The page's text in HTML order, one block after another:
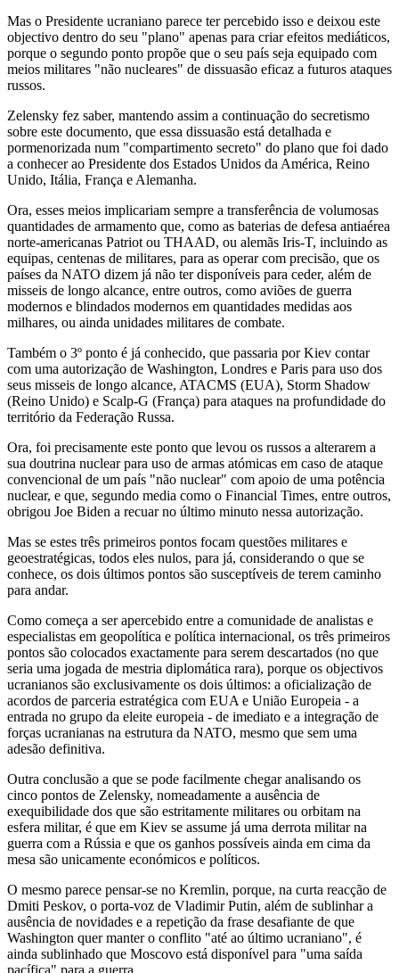
Mas o Presidente ucraniano parece ter percebido isso e deixou este
objectivo dentro do seu "plano" apenas para criar efeitos mediáticos,
porque o segundo ponto propõe que o seu país seja equipado com
meios militares "não nucleares" de dissuasão eficaz a futuros ataques
russos.
Zelensky fez saber, mantendo assim a continuação do secretismo
sobre este documento, que essa dissuasão está detalhada e
pormenorizada num "compartimento secreto" do plano que foi dado
a conhecer ao Presidente dos Estados Unidos da América, Reino
Unido, Itália, França e Alemanha.
Ora, esses meios implicariam sempre a transferência de volumosas
quantidades de armamento que, como as baterias de defesa antiaérea
norte-americanas Patriot ou THAAD, ou alemãs Iris-T, incluindo as
equipas, centenas de militares, para as operar com precisão, que os
países da NATO dizem já não ter disponíveis para ceder, além de
misseis de longo alcance, entre outros, como aviões de guerra
modernos e blindados modernos em quantidades medidas aos
milhares, ou ainda unidades militares de combate.
Também o 3º ponto é já conhecido, que passaria por Kiev contar
com uma autorização de Washington, Londres e Paris para uso dos
seus misseis de longo alcance, ATACMS (EUA), Storm Shadow
(Reino Unido) e Scalp-G (França) para ataques na profundidade do
território da Federação Russa.
Ora, foi precisamente este ponto que levou os russos a alterarem a
sua doutrina nuclear para uso de armas atómicas em caso de ataque
convencional de um país "não nuclear" com apoio de uma potência
nuclear, e que, segundo media como o Financial Times, entre outros,
obrigou Joe Biden a recuar no último minuto nessa autorização.
Mas se estes três primeiros pontos focam questões militares e
geoestratégicas, todos eles nulos, para já, considerando o que se
conhece, os dois últimos pontos são susceptíveis de terem caminho
para andar.
Como começa a ser apercebido entre a comunidade de analistas e
especialistas em geopolítica e política internacional, os três primeiros
pontos são colocados exactamente para serem descartados (no que
seria uma jogada de mestria diplomática rara), porque os objectivos
ucranianos são exclusivamente os dois últimos: a oficialização de
acordos de parceria estratégica com EUA e União Europeia - a
entrada no grupo da eleite europeia - de imediato e a integração de
forças ucranianas na estrutura da NATO, mesmo que sem uma
adesão definitiva.
Outra conclusão a que se pode facilmente chegar analisando os
cinco pontos de Zelensky, nomeadamente a ausência de
exequibilidade dos que são estritamente militares ou orbitam na
esfera militar, é que em Kiev se assume já uma derrota militar na
guerra com a Rússia e que os ganhos possíveis ainda em cima da
mesa são unicamente económicos e políticos.
O mesmo parece pensar-se no Kremlin, porque, na curta reacção de
Dmiti Peskov, o porta-voz de Vladimir Putin, além de sublinhar a
ausência de novidades e a repetição da frase desafiante de que
Washington quer manter o conflito "até ao último ucraniano", é
ainda sublinhado que Moscovo está disponível para "uma saída
pacífica" para a guerra.